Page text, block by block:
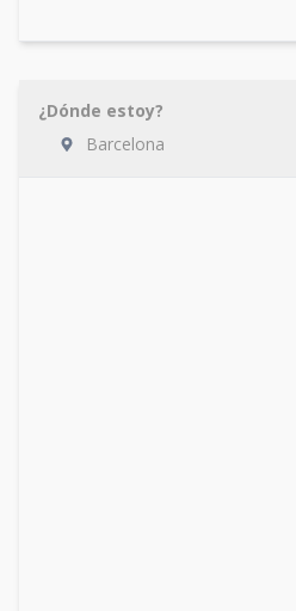
¿Dónde estoy?
Barcelona